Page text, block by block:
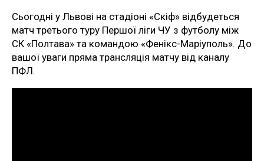
Сьогодні у Львові на стадіоні «Скіф» відбудеться
матч третього туру Першої ліги ЧУ з футболу між
СК «Полтава» та командою «Фенікс-Маріуполь». До
вашої уваги пряма трансляція матчу від каналу
ПФЛ.